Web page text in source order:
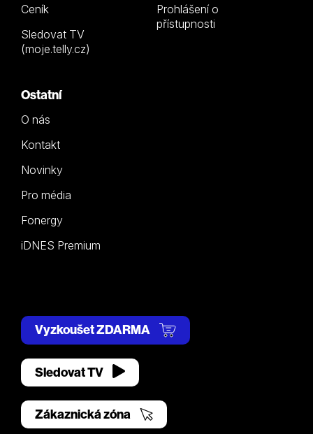
Ceník
Sledovat TV
(moje.telly.cz)
Prohlášení o
přístupnosti
Ostatní
O nás
Kontakt
Novinky
Pro média
Fonergy
iDNES Premium
Vyzkoušet ZDARMA
Sledovat TV
Zákaznická zóna